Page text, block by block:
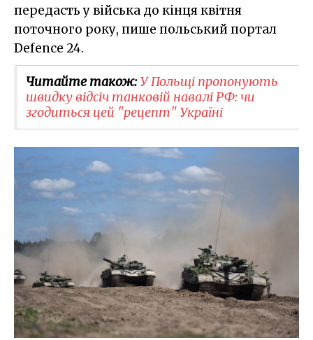
передасть у війська до кінця квітня
поточного року, пише польський портал
Defence 24.
Читайте також:У Польщі пропонують
швидку відсіч танковій навалі РФ: чи
згодиться цей "рецепт" Україні